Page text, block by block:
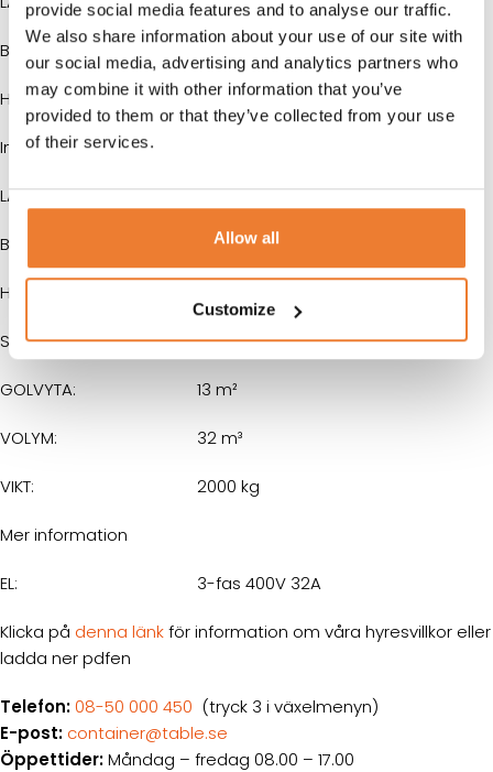
provide social media features and to analyse our traffic.
We also share information about your use of our site with
our social media, advertising and analytics partners who
may combine it with other information that you’ve
provided to them or that they’ve collected from your use
of their services.
Allow all
Customize
BREDD: 2435 mm
HÖJD: 2800/2591 mm
Innermått
LÄNGD: 5860 mm
BREDD: 2320 mm
HÖJD:
Storlek
GOLVYTA: 13 m²
VOLYM: 32 m³
VIKT: 2000 kg
Mer information
EL: 3-fas 400V 32A
Klicka på denna länkför information om våra hyresvillkor eller
ladda ner pdfen
Telefon:08-50 000 450 (tryck 3 i växelmenyn)
E-post: container@table.se
Öppettider:Måndag – fredag 08.00 – 17.00